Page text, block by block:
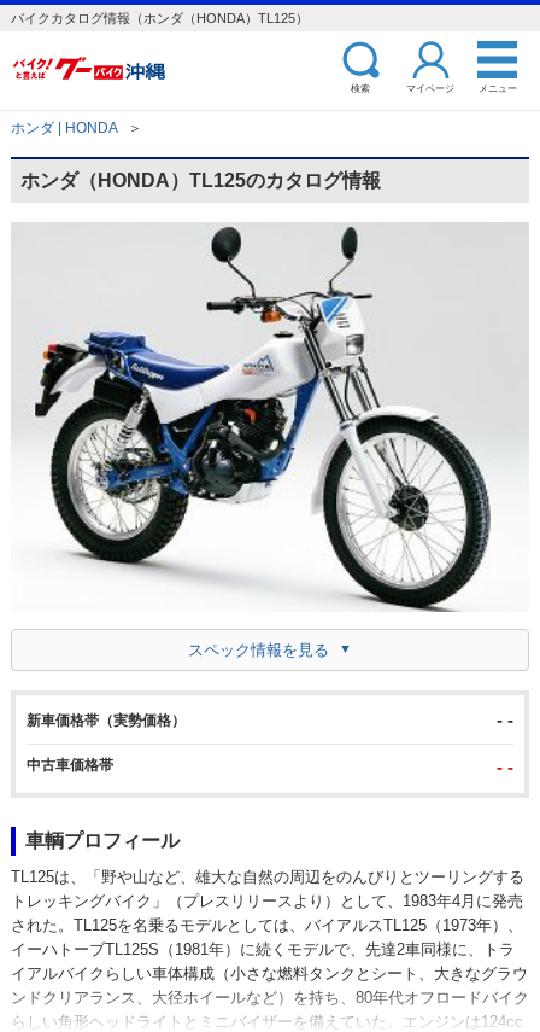
バイクカタログ情報（ホンダ（HONDA）TL125）
検索 マイページ メニュー
ホンダ | HONDA ＞
ホンダ（HONDA）TL125のカタログ情報
スペック情報を見る
新車価格帯（実勢価格） - -
中古車価格帯 - -
車輌プロフィール
TL125は、「野や山など、雄大な自然の周辺をのんびりとツーリングする
トレッキングバイク」（プレスリリースより）として、1983年4月に発売
された。TL125を名乗るモデルとしては、バイアルスTL125（1973年）、
イーハトーブTL125S（1981年）に続くモデルで、先達2車同様に、トラ
イアルバイクらしい車体構成（小さな燃料タンクとシート、大きなグラウ
ンドクリアランス、大径ホイールなど）を持ち、80年代オフロードバイク
らしい角形ヘッドライトとミニバイザーを備えていた。エンジンは124cc